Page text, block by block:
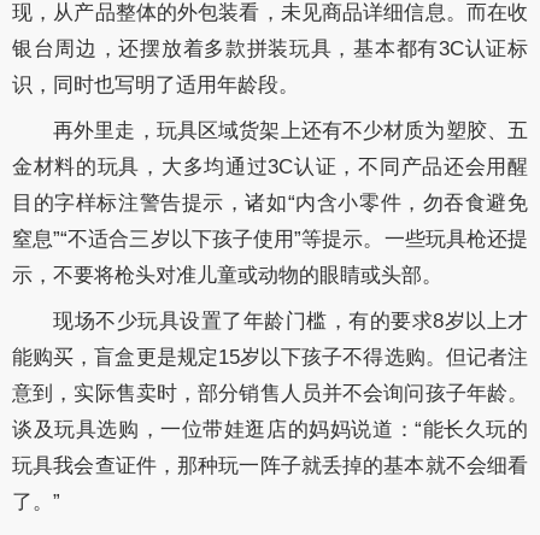
现，从产品整体的外包装看，未见商品详细信息。而在收
银台周边，还摆放着多款拼装玩具，基本都有3C认证标
识，同时也写明了适用年龄段。
再外里走，玩具区域货架上还有不少材质为塑胶、五
金材料的玩具，大多均通过3C认证，不同产品还会用醒
目的字样标注警告提示，诸如“内含小零件，勿吞食避免
窒息”“不适合三岁以下孩子使用”等提示。一些玩具枪还提
示，不要将枪头对准儿童或动物的眼睛或头部。
现场不少玩具设置了年龄门槛，有的要求8岁以上才
能购买，盲盒更是规定15岁以下孩子不得选购。但记者注
意到，实际售卖时，部分销售人员并不会询问孩子年龄。
谈及玩具选购，一位带娃逛店的妈妈说道：“能长久玩的
玩具我会查证件，那种玩一阵子就丢掉的基本就不会细看
了。”